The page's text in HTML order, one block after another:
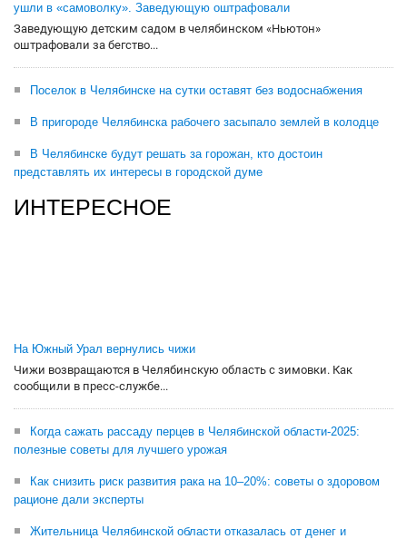
ушли в «самоволку». Заведующую оштрафовали
Заведующую детским садом в челябинском «Ньютон»
оштрафовали за бегство...
Поселок в Челябинске на сутки оставят без водоснабжения
В пригороде Челябинска рабочего засыпало землей в колодце
В Челябинске будут решать за горожан, кто достоин
представлять их интересы в городской думе
ИНТЕРЕСНОЕ
На Южный Урал вернулись чижи
Чижи возвращаются в Челябинскую область с зимовки. Как
сообщили в пресс-службе...
Когда сажать рассаду перцев в Челябинской области-2025:
полезные советы для лучшего урожая
Как снизить риск развития рака на 10–20%: советы о здоровом
рационе дали эксперты
Жительница Челябинской области отказалась от денег и